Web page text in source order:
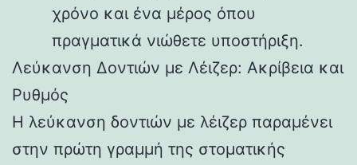
χρόνο και ένα μέρος όπου
πραγματικά νιώθετε υποστήριξη.
Λεύκανση Δοντιών με Λέιζερ: Ακρίβεια και
Ρυθμός
Η λεύκανση δοντιών με λέιζερ παραμένει
στην πρώτη γραμμή της στοματικής